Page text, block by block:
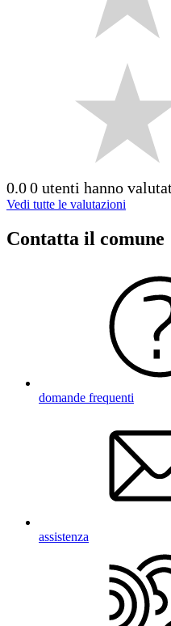
0.00 utenti hanno
Vedi tutte le valutazioni
Contatta il comune
domande frequenti
assistenza